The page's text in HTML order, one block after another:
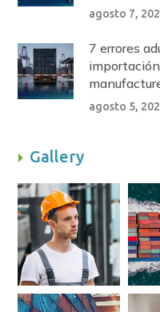
agosto 7,
7 errores
agosto 5,
Gallery